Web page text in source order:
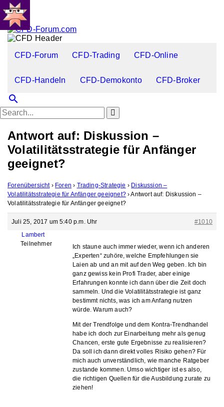
CFD-Forum CFD-Trading CFD-Online
CFD-Handeln CFD-Demokonto CFD-Broker
search
Antwort auf: Diskussion –
Volatilitätsstrategie für Anfänger
geeignet?
Forenübersicht › Foren › Trading-Strategie › Diskussion –
Volatilitätsstrategie für Anfänger geeignet? ›Antwort auf: Diskussion –
Volatilitätsstrategie für Anfänger geeignet?
Juli 25, 2017 um 5:40 p.m. Uhr
#1010
Lambert
Teilnehmer
Ich staune auch immer wieder, wenn ich anderen
„Experten“ zuhöre, welche Empfehlungen sie
Laien ab und an mit auf den Weg geben. Ich bin
ganz gewiss kein Profi Trader, aber einige
Erfahrungen konnte ich dann über die Zeit doch
sammeln. Und die Volatilitätsstrategie ist ganz
bestimmt nichts, was ich am Anfang nutzen
würde. Warum auch?
Mit der Trendfolge und dem Kontra-Trendhandel
habe ich doch zur Einarbeitung mehr als genug
Chancen, erste gute Ergebnisse zu realisieren?
Da soll ich dann direkt volles Risiko gehen? Für
mich auch unverständlich, wie manche Ratgeber
zustande kommen. Umso wichtiger ist es also,
die richtigen Quellen für die Ausbildung zurate zu
ziehen!